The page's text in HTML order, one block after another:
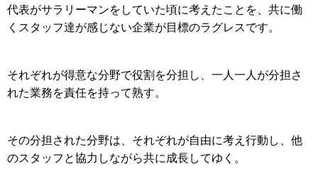
代表がサラリーマンをしていた頃に考えたことを、共に働
くスタッフ達が感じない企業が目標のラグレスです。
それぞれが得意な分野で役割を分担し、一人一人が分担さ
れた業務を責任を持って熟す。
その分担された分野は、それぞれが自由に考え行動し、他
のスタッフと協力しながら共に成長してゆく。